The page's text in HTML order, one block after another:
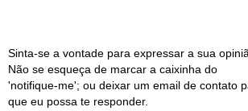
Sinta-se a vontade para expressar a sua
Não se esqueça de marcar a caixinha do
'notifique-me'; ou deixar um email de contato
que eu possa te responder.